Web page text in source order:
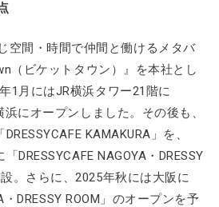
空間・時間で仲間と働けるメタバ
（ビケットタウン）』を本社とし
1月にはJR横浜タワー21階に
浜にオープンしました。その後も、
KAMAKURA」を、
DRESSYCAFE NAGOYA・DRESSY
。さらに、2025年秋には大阪に
・DRESSY ROOM」のオープンを予